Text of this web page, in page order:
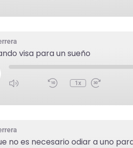
visa para un sueño
1x
no es necesario odiar a uno